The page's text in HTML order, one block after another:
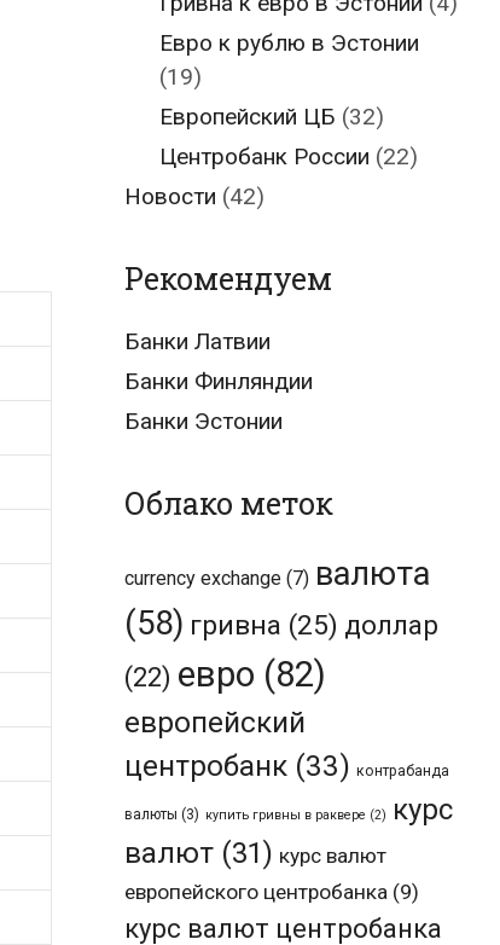
Евро к рублю в Эстонии
(19)
Европейский ЦБ (32)
Центробанк России (22)
Новости (42)
Рекомендуем
Банки Латвии
Банки Финляндии
Банки Эстонии
Облако меток
currency exchange (7) валюта
(58) гривна (25) доллар
(22) евро (82)
европейский
центробанк (33) контрабанда
валюты (3) купить гривны в раквере (2)
курс
валют (31) курс валют
европейского центробанка (9)
курс валют центробанка